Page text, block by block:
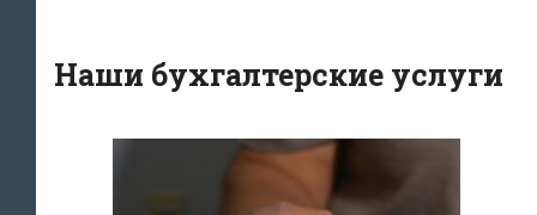
Наши бухгалтерские услуги